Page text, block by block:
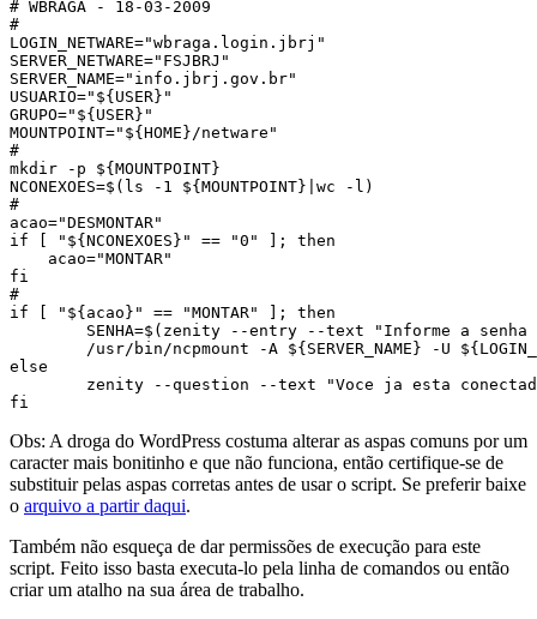
# WBRAGA - 18-03-2009
#
LOGIN_NETWARE="wbraga.login.jbrj"
SERVER_NETWARE="FSJBRJ"
SERVER_NAME="info.jbrj.gov.br"
USUARIO="${USER}"
GRUPO="${USER}"
MOUNTPOINT="${HOME}/netware"
#
mkdir -p ${MOUNTPOINT}
NCONEXOES=$(ls -1 ${MOUNTPOINT}|wc -l)
#
acao="DESMONTAR"
if [ "${NCONEXOES}" == "0" ]; then
    acao="MONTAR"
fi
#
if [ "${acao}" == "MONTAR" ]; then
else
fi
Obs: A droga do WordPress costuma alterar as aspas comuns por um
caracter mais bonitinho e que não funciona, então certifique-se de
substituir pelas aspas corretas antes de usar o script. Se preferir baixe
o arquivo a partir daqui.
Também não esqueça de dar permissões de execução para este
script. Feito isso basta executa-lo pela linha de comandos ou então
criar um atalho na sua área de trabalho.